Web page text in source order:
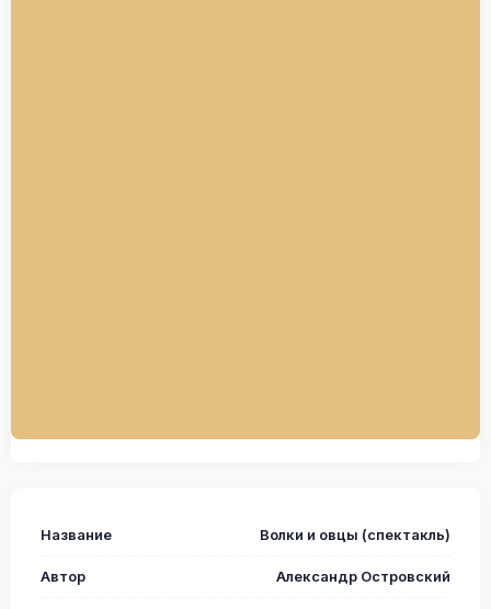
Название Волки и овцы (спектакль)
Автор Александр Островский